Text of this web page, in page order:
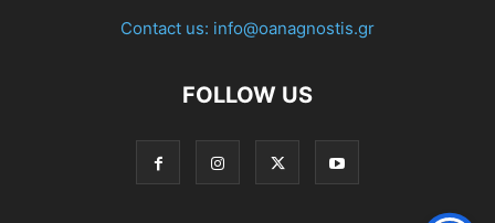
Contact us: info@oanagnostis.gr
FOLLOW US